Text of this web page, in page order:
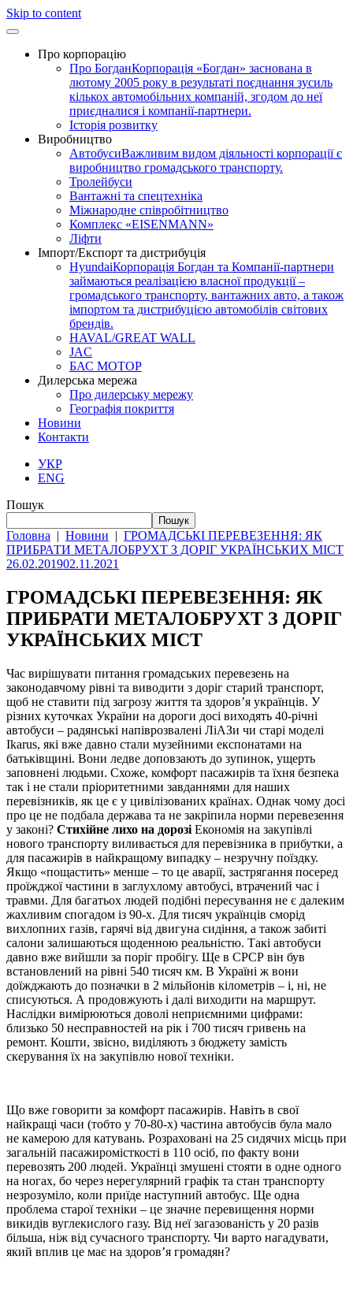
Skip to content
Про корпорацію
Про БогданКорпорація «Богдан» заснована в
лютому 2005 року в результаті поєднання зусиль
кількох автомобільних компаній, згодом до неї
приєдналися і компанії-партнери.
Історія розвитку
Виробництво
АвтобусиВажливим видом діяльності корпорації є
виробництво громадського транспорту.
Тролейбуси
Вантажні та спецтехніка
Міжнародне співробітництво
Комплекс «EISENMANN»
Ліфти
Імпорт/Експорт та дистрибуція
HyundaiКорпорація Богдан та Компанії-партнери
займаються реалізацією власної продукції –
громадського транспорту, вантажних авто, а також
імпортом та дистрибуцією автомобілів світових
брендів.
HAVAL/GREAT WALL
JAC
БАС МОТОР
Дилерська мережа
Про дилерську мережу
Географія покриття
Новини
Контакти
УКР
ENG
Пошук
Пошук
Головна | Новини | ГРОМАДСЬКІ ПЕРЕВЕЗЕННЯ: ЯК
ПРИБРАТИ МЕТАЛОБРУХТ З ДОРІГ УКРАЇНСЬКИХ МІСТ
26.02.201902.11.2021
ГРОМАДСЬКІ ПЕРЕВЕЗЕННЯ: ЯК
ПРИБРАТИ МЕТАЛОБРУХТ З ДОРІГ
УКРАЇНСЬКИХ МІСТ
Час вирішувати питання громадських перевезень на
законодавчому рівні та виводити з доріг старий транспорт,
щоб не ставити під загрозу життя та здоров’я українців. У
різних куточках України на дороги досі виходять 40-річні
автобуси – радянські напіврозвалені ЛіАЗи чи старі моделі
Ikarus, які вже давно стали музейними експонатами на
батьківщині. Вони ледве доповзають до зупинок, ущерть
заповнені людьми. Схоже, комфорт пасажирів та їхня безпека
так і не стали пріоритетними завданнями для наших
перевізників, як це є у цивілізованих країнах. Однак чому досі
про це не подбала держава та не закріпила норми перевезення
у законі? Стихійне лихо на дорозі Економія на закупівлі
нового транспорту виливається для перевізника в прибутки, а
для пасажирів в найкращому випадку – незручну поїздку.
Якщо «пощастить» менше – то це аварії, застрягання посеред
проїжджої частини в заглухлому автобусі, втрачений час і
травми. Для багатьох людей подібні пересування не є далеким
жахливим спогадом із 90-х. Для тисяч українців сморід
вихлопних газів, гарячі від двигуна сидіння, а також забиті
салони залишаються щоденною реальністю. Такі автобуси
давно вже вийшли за поріг пробігу. Ще в СРСР він був
встановлений на рівні 540 тисяч км. В Україні ж вони
доїжджають до позначки в 2 мільйонів кілометрів – і, ні, не
списуються. А продовжують і далі виходити на маршрут.
Наслідки вимірюються доволі неприємними цифрами:
близько 50 несправностей на рік і 700 тисяч гривень на
ремонт. Кошти, звісно, виділяють з бюджету замість
скерування їх на закупівлю нової техніки.
Що вже говорити за комфорт пасажирів. Навіть в свої
найкращі часи (тобто у 70-80-х) частина автобусів була мало
не камерою для катувань. Розраховані на 25 сидячих місць при
загальній пасажиромісткості в 110 осіб, по факту вони
перевозять 200 людей. Українці змушені стояти в одне одного
на ногах, бо через нерегулярний графік та стан транспорту
незрозуміло, коли приїде наступний автобус. Ще одна
проблема старої техніки – це значне перевищення норми
викидів вуглекислого газу. Від неї загазованість у 20 разів
більша, ніж від сучасного транспорту. Чи варто нагадувати,
який вплив це має на здоров’я громадян?